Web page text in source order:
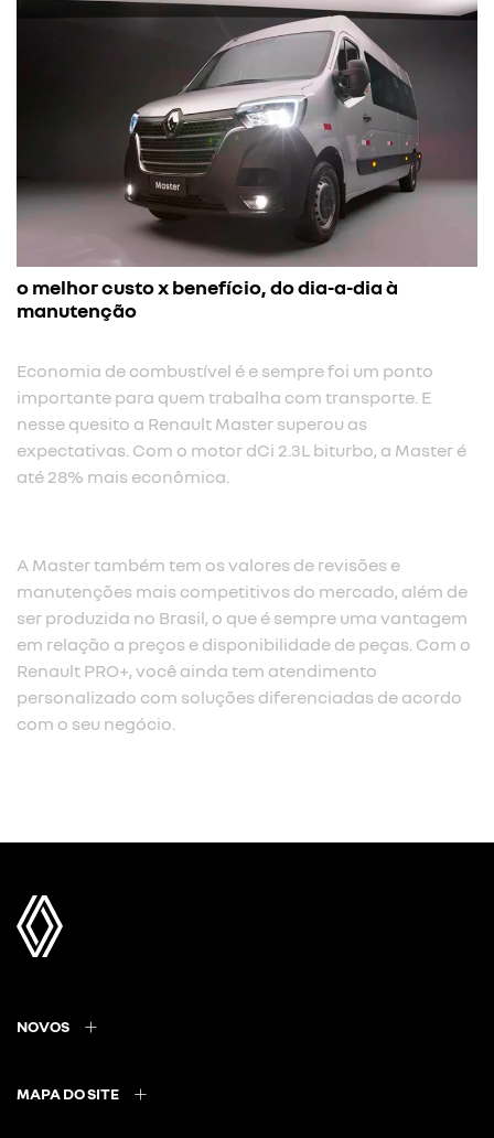
o melhor custo x benefício, do dia-a-dia à
manutenção
Economia de combustível é e sempre foi um ponto
importante para quem trabalha com transporte. E
nesse quesito a Renault Master superou as
expectativas. Com o motor dCi 2.3L biturbo, a Master é
até 28% mais econômica.​
A Master também tem os valores de revisões e
manutenções mais competitivos do mercado, além de
ser produzida no Brasil, o que é sempre uma vantagem
em relação a preços e disponibilidade de peças. Com o
Renault PRO+, você ainda tem atendimento
personalizado com soluções diferenciadas de acordo
com o seu negócio.
NOVOS
MAPA DO SITE